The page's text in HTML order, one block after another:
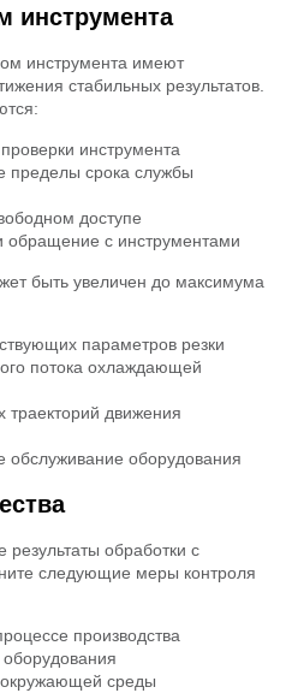
инструмента
инструмента имеют
стабильных результатов.
инструмента
пределы срока службы
доступе
обращение с инструментами
быть увеличен до максимума
параметров резки
потока охлаждающей
траекторий движения
обслуживание оборудования
результаты обработки с
следующие меры контроля
производства
оборудования
среды